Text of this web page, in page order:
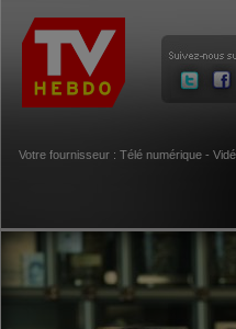
Votre fournisseur : Télé numérique -